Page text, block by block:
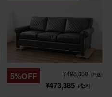
5%OFF ¥498,300 (税込)
¥473,385 (税込)